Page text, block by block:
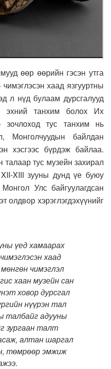
өөр өөрийн гэсэн утга
хаад язгууртны
л нүд булаам дурсгалууд
эхний танхим болох Их
тус танхим нь
Монголчуудын байлдан
хэсгээс бүрдэж байлаа.
тус музейн захирал
XIII зууны дунд үе буюу
Улс байгуулагдсан
олдвор хэрэглэгдэхүүнийг
үед хамаарах
хаад
чимэглэл
хаан музейн сан
ховор дурсгал
нүүрэн тал
талбайг адууны
зургаан талт
алтан шаргал
төмрөөр эмжиж